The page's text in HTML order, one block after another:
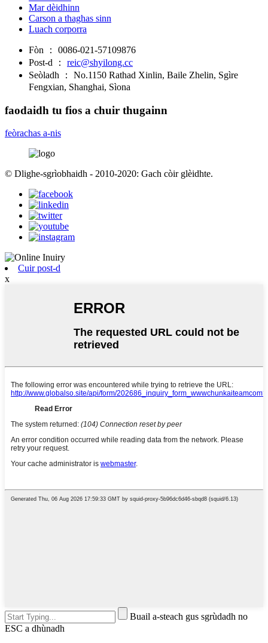
Mar dèidhinn
Carson a thaghas sinn
Luach corporra
Fòn ：
0086-021-57109876
Post-d ：
reic@shyilong.cc
Seòladh ：
No.1150 Rathad Xinlin, Baile Zhelin, Sgìre
Fengxian, Shanghai, Sìona
faodaidh tu fios a chuir thugainn
feòrachas a-nis
© Dlighe-sgrìobhaidh - 2010-2020: Gach còir glèidhte.
Cuir post-d
x
Buail a-steach gus sgrùdadh no
ESC a dhùnadh